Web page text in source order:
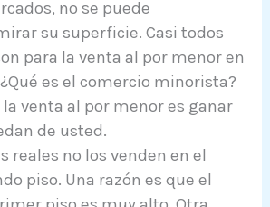
no se puede
su superficie. Casi todos
para la venta al por menor en
es el comercio minorista?
venta al por menor es ganar
de usted.
reales no los venden en el
piso. Una razón es que el